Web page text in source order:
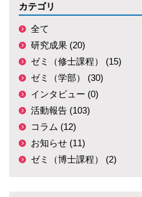
カテゴリ
全て
研究成果 (20)
ゼミ（修士課程） (15)
ゼミ（学部） (30)
インタビュー (0)
活動報告 (103)
コラム (12)
お知らせ (11)
ゼミ（博士課程） (2)